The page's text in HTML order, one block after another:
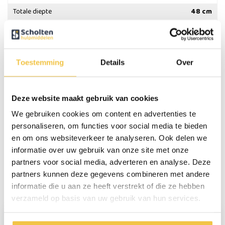
Toestemming Details Over
Deze website maakt gebruik van cookies
We gebruiken cookies om content en advertenties te
personaliseren, om functies voor social media te bieden
en om ons websiteverkeer te analyseren. Ook delen we
informatie over uw gebruik van onze site met onze
partners voor social media, adverteren en analyse. Deze
partners kunnen deze gegevens combineren met andere
informatie die u aan ze heeft verstrekt of die ze hebben
verzameld op basis van uw gebruik van hun services.
Totale diepte
48 cm
Kleur
Wit
Max gebruikersgewicht
100 kg
Breedte tussen de armleuningen
49 - 54 cm
Gewicht
Meerspecificaties
Persoonlijk advies
Start chat
Reviews (22)